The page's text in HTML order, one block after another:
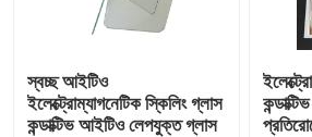
স্বচ্ছ আইটিও
ইলেক্ট্রোম্যাগনেটিক স্কিলিং গ্লাস
কন্ডাক্টিভ আইটিও লেপযুক্ত গ্লাস